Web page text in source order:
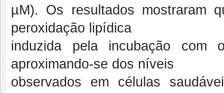
µM). Os resultados mostraram
peroxidação lipídica
induzida pela incubação com
aproximando-se dos níveis
observados em células